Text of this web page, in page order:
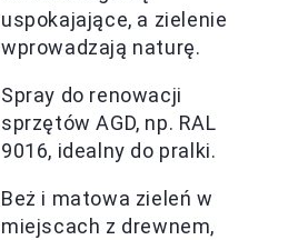
uspokajające, a zielenie
wprowadzają naturę.
Spray do renowacji
sprzętów AGD, np. RAL
9016, idealny do pralki.
Beż i matowa zieleń w
miejscach z drewnem,